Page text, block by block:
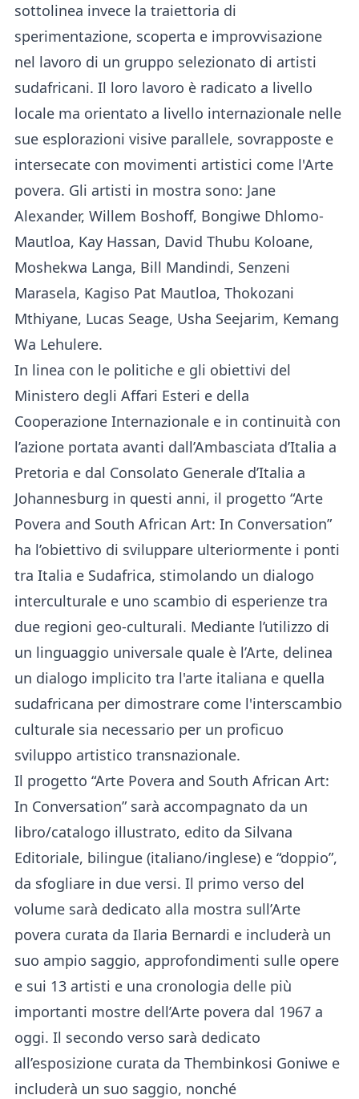
sottolinea invece la traiettoria di
sperimentazione, scoperta e improvvisazione
nel lavoro di un gruppo selezionato di artisti
sudafricani. Il loro lavoro è radicato a livello
locale ma orientato a livello internazionale nelle
sue esplorazioni visive parallele, sovrapposte e
intersecate con movimenti artistici come l'Arte
povera. Gli artisti in mostra sono: Jane
Alexander, Willem Boshoff, Bongiwe Dhlomo-
Mautloa, Kay Hassan, David Thubu Koloane,
Moshekwa Langa, Bill Mandindi, Senzeni
Marasela, Kagiso Pat Mautloa, Thokozani
Mthiyane, Lucas Seage, Usha Seejarim, Kemang
Wa Lehulere.
In linea con le politiche e gli obiettivi del
Ministero degli Affari Esteri e della
Cooperazione Internazionale e in continuità con
l’azione portata avanti dall’Ambasciata d’Italia a
Pretoria e dal Consolato Generale d’Italia a
Johannesburg in questi anni, il progetto “Arte
Povera and South African Art: In Conversation”
ha l’obiettivo di sviluppare ulteriormente i ponti
tra Italia e Sudafrica, stimolando un dialogo
interculturale e uno scambio di esperienze tra
due regioni geo-culturali. Mediante l’utilizzo di
un linguaggio universale quale è l’Arte, delinea
un dialogo implicito tra l'arte italiana e quella
sudafricana per dimostrare come l'interscambio
culturale sia necessario per un proficuo
sviluppo artistico transnazionale.
Il progetto “Arte Povera and South African Art:
In Conversation” sarà accompagnato da un
libro/catalogo illustrato, edito da Silvana
Editoriale, bilingue (italiano/inglese) e “doppio”,
da sfogliare in due versi. Il primo verso del
volume sarà dedicato alla mostra sull’Arte
povera curata da Ilaria Bernardi e includerà un
suo ampio saggio, approfondimenti sulle opere
e sui 13 artisti e una cronologia delle più
importanti mostre dell’Arte povera dal 1967 a
oggi. Il secondo verso sarà dedicato
all’esposizione curata da Thembinkosi Goniwe e
includerà un suo saggio, nonché